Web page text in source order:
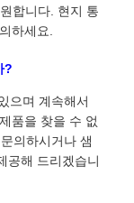
합니다. 현지 통
하세요.
?
으며 계속해서
품을 찾을 수 없
의하시거나 샘
공해 드리겠습니